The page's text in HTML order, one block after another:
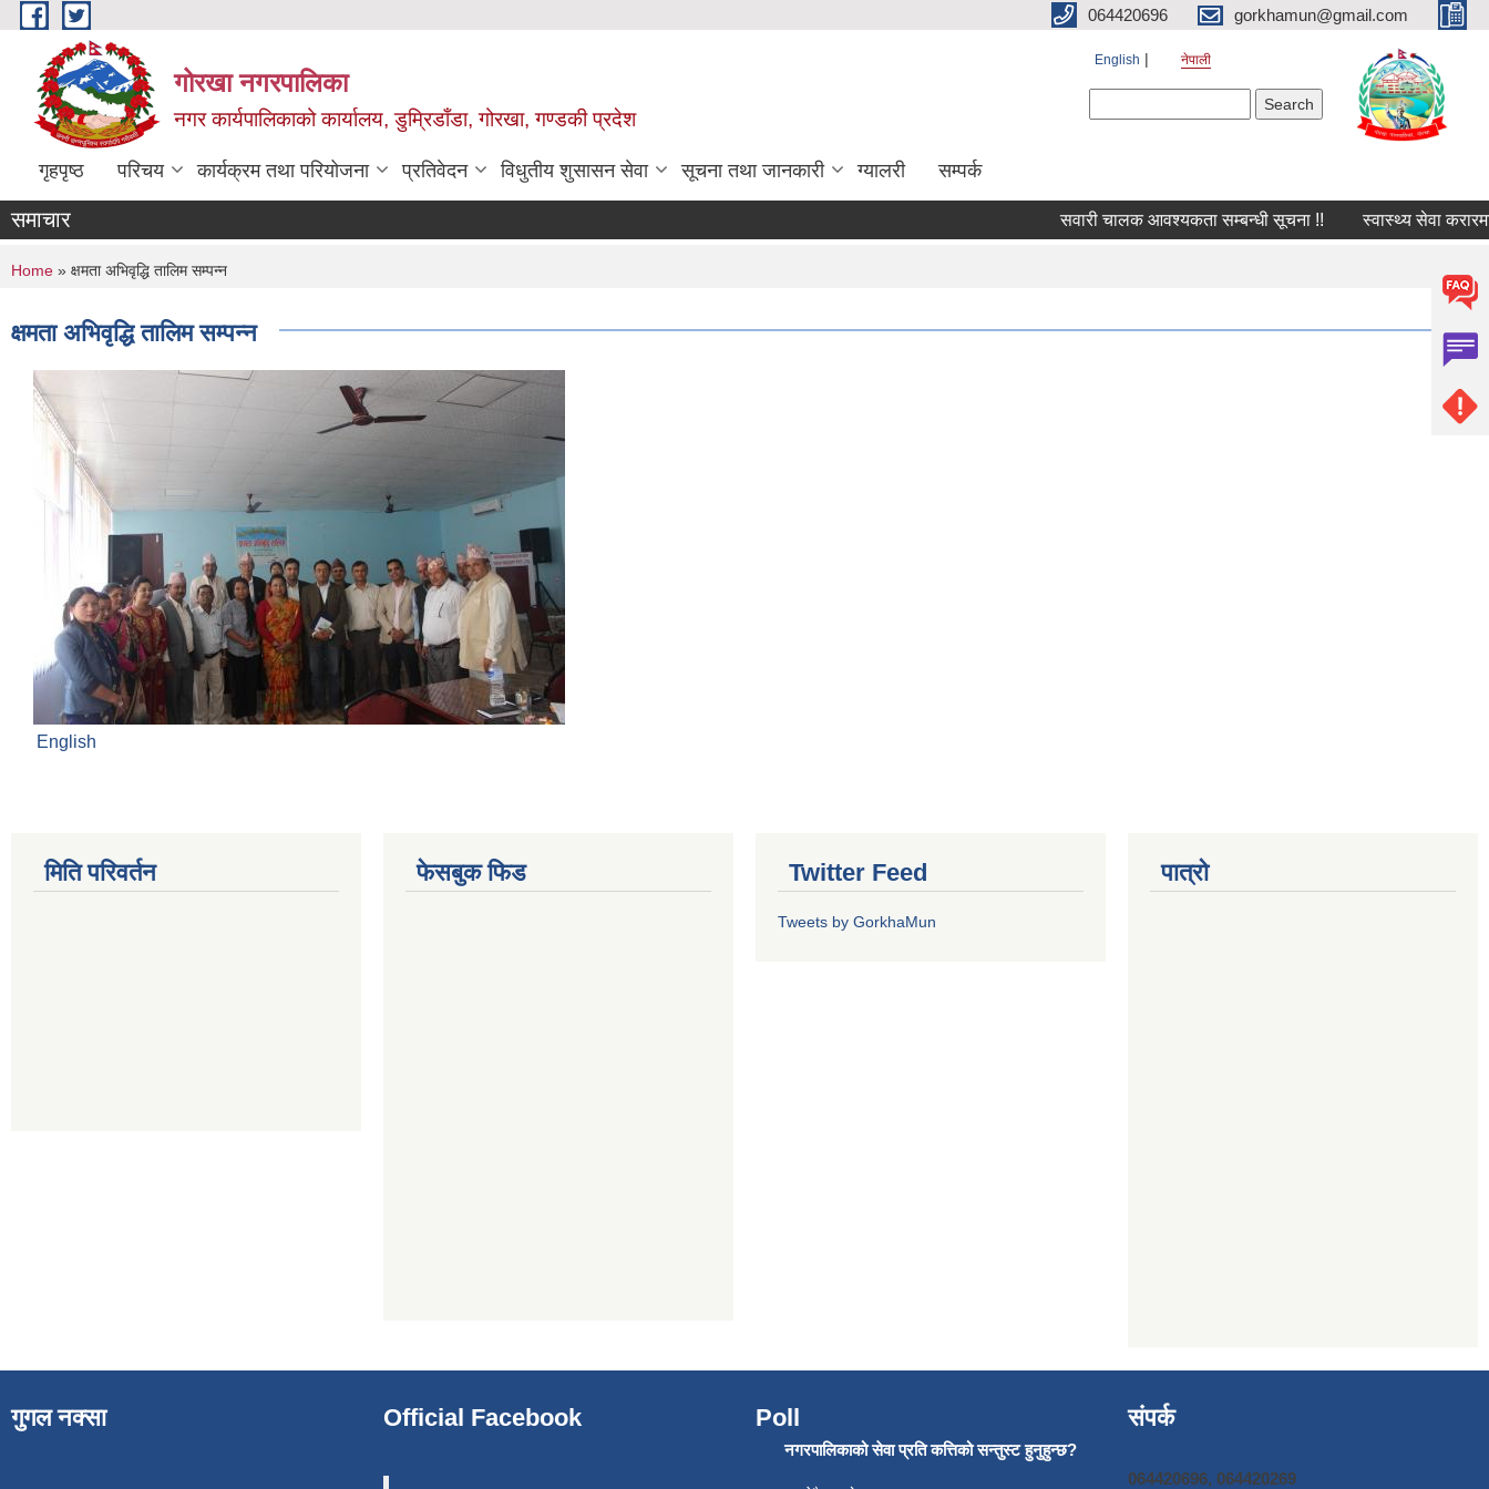
Skip to main content 064420696 gorkhamun@gmail.com
गोरखा नगरपालिका
नगर कार्यपालिकाको कार्यालय, डुम्रिडाँडा, गोरखा, गण्डकी प्रदेश
English नेपाली
गृहपृष्ठ परिचय कार्यक्रम तथा परियोजना प्रतिवेदन विधुतीय शुसासन सेवा सूचना तथा जानकारी ग्यालरी सम्पर्क
समाचार सवारी चालक आवश्यकता सम्बन्धी सूचना !! स्वास्थ्य सेवा
You are here
Home » क्षमता अभिवृद्धि तालिम सम्पन्न
क्षमता अभिवृद्धि तालिम सम्पन्न
English
मिति परिवर्तन फेसबुक फिड Twitter Feed
Tweets by GorkhaMun
पात्रो
गुगल नक्सा Official Facebook Poll
नगरपालिकाको सेवा प्रति कत्तिको सन्तुस्ट हुनुहुन्छ?
संपर्क
064420696, 064420269